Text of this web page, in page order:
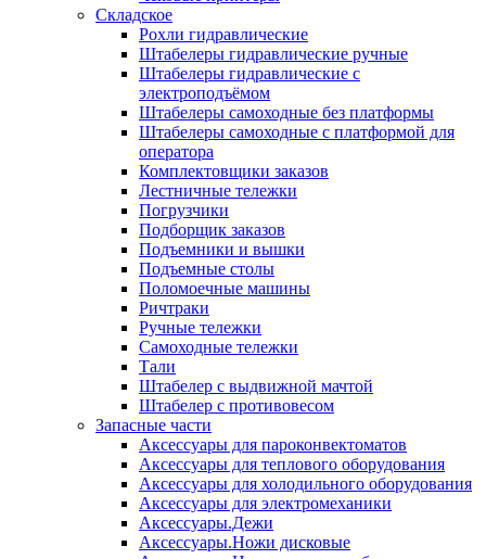
Складское
Рохли гидравлические
Штабелеры гидравлические ручные
Штабелеры гидравлические с
электроподъёмом
Штабелеры самоходные без платформы
Штабелеры самоходные с платформой для
оператора
Комплектовщики заказов
Лестничные тележки
Погрузчики
Подборщик заказов
Подъемники и вышки
Подъемные столы
Поломоечные машины
Ричтраки
Ручные тележки
Самоходные тележки
Тали
Штабелер с выдвижной мачтой
Штабелер с противовесом
Запасные части
Аксессуары для пароконвектоматов
Аксессуары для теплового оборудования
Аксессуары для холодильного оборудования
Аксессуары для электромеханики
Аксессуары.Дежи
Аксессуары.Ножи дисковые